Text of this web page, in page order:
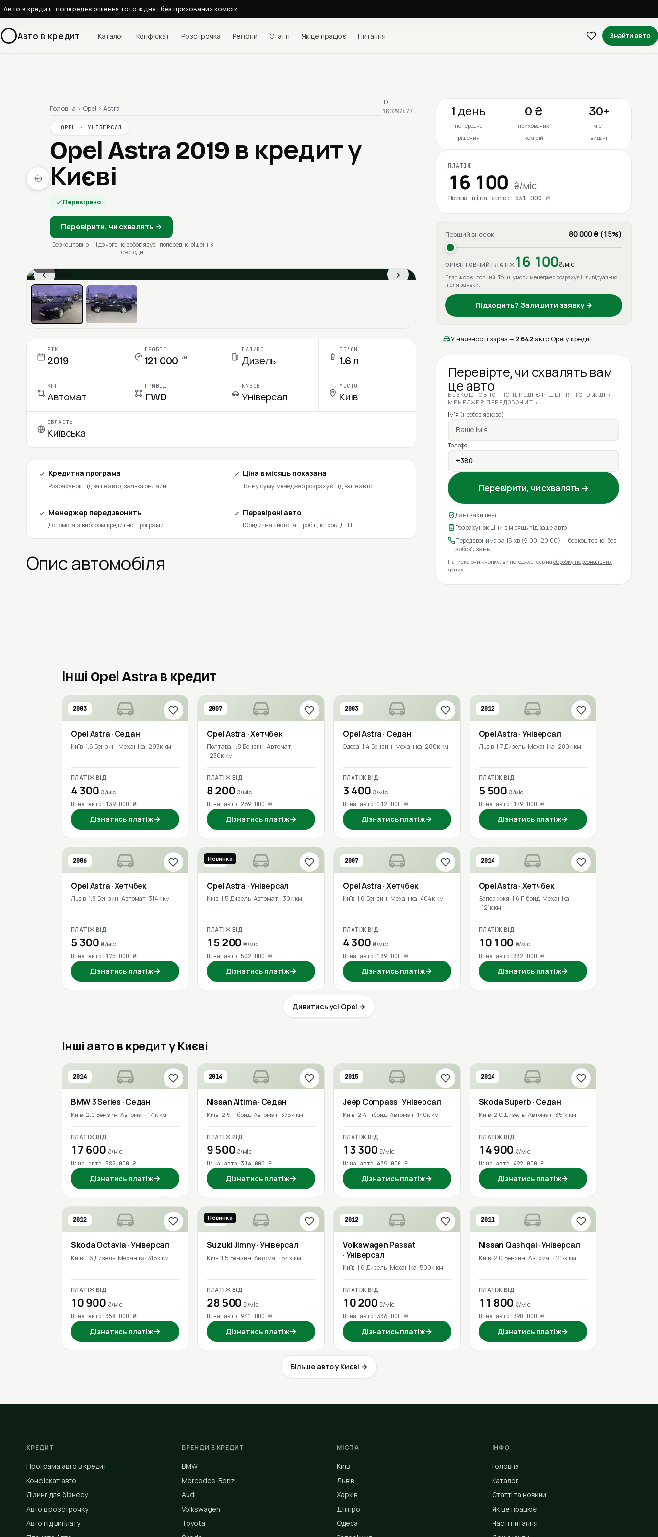
Авто в кредит · попереднє рішення того ж дня · без прихованих комісій
Авто в кредит Каталог Конфіскат Розстрочка Регіони Статті Як це працює Питання Знайти авто
Головна › Opel › Astra
OPEL · УНІВЕРСАЛ
Opel Astra 2019 в кредит у
Києві
Перевірено
Перевірити, чи схвалять →
Безкоштовно · ні до чого не зобовʼязує · попереднє рішення
сьогодні
ID:
160297477
‹ ›
1 / 13
Ціна в місяць
РІК
2019
ПРОБІГ
121 000 км
ПАЛИВО
Дизель
ОБ'ЄМ
1.6 л
КПП
Автомат
ПРИВІД
FWD
КУЗОВ
Універсал
МІСТО
Київ
ОБЛАСТЬ
Київська
Кредитна програма
Розрахунок під ваше авто, заявка онлайн
Ціна в місяць показана
Точну суму менеджер розрахує під ваше авто
Менеджер передзвонить
Допомога з вибором кредитної програми
Перевірені авто
Юридична чистота, пробіг, історія ДТП
Опис автомобіля
1 день
попереднє
рішення
0 ₴
прихованих
комісій
30+
міст
видачі
ПЛАТІЖ
16 100 ₴/міс
Повна ціна авто: 531 000 ₴
Перший внесок 80 000 ₴ (15%)
ОРІЄНТОВНИЙ ПЛАТІЖ 16 100₴/міс
Платіж орієнтовний. Точні умови менеджер розрахує індивідуально
після заявки.
Підходить? Залишити заявку →
У наявності зараз — 2 642 авто Opel у кредит
Перевірте, чи схвалять вам
це авто
БЕЗКОШТОВНО · ПОПЕРЕДНЄ РІШЕННЯ ТОГО Ж ДНЯ ·
МЕНЕДЖЕР ПЕРЕДЗВОНИТЬ
Ім'я (необов'язково)
Телефон
Перевірити, чи схвалять →
Дані захищені
Розрахунок ціни в місяць під ваше авто
Передзвонимо за 15 хв (9:00–20:00) — безкоштовно, без
зобов'язань
Натискаючи кнопку, ви погоджуєтесь наобробку персональних
даних
Інші Opel Astra в кредит
2003
OpelAstra· Седан
Київ 1.6 Бензин Механіка 293к км
ПЛАТІЖ ВІД
4 300₴/міс
Ціна авто 139 000 ₴
Дізнатись платіж→
2007
OpelAstra · Хетчбек
Полтава 1.8 Бензин Автомат
230к км
ПЛАТІЖ ВІД
8 200 ₴/міс
Ціна авто 269 000 ₴
Дізнатись платіж→
2003
OpelAstra· Седан
Одеса 1.4 Бензин Механіка 280к км
ПЛАТІЖ ВІД
3 400₴/міс
Ціна авто 112 000 ₴
Дізнатись платіж→
2012
OpelAstra · Універсал
Львів 1.7 Дизель Механіка 280к км
ПЛАТІЖ ВІД
5 500 ₴/міс
Ціна авто 179 000 ₴
Дізнатись платіж→
2006
OpelAstra· Хетчбек
Львів 1.8 Бензин Автомат 314к км
ПЛАТІЖ ВІД
5 300₴/міс
Ціна авто 175 000 ₴
Дізнатись платіж→
2020
Новинка
OpelAstra · Універсал
Київ 1.5 Дизель Автомат 130к км
ПЛАТІЖ ВІД
15 200₴/міс
Ціна авто 502 000 ₴
Дізнатись платіж→
2007
OpelAstra· Хетчбек
Київ 1.6 Бензин Механіка 404к км
ПЛАТІЖ ВІД
4 300₴/міс
Ціна авто 139 000 ₴
Дізнатись платіж→
2014
OpelAstra · Хетчбек
Запоріжжя 1.6 Гібрид Механіка
121к км
ПЛАТІЖ ВІД
10 100 ₴/міс
Ціна авто 332 000 ₴
Дізнатись платіж→
Дивитись усі Opel →
Інші авто в кредит у Києві
2014
BMW3 Series · Седан
Київ 2.0 Бензин Автомат 171к км
ПЛАТІЖ ВІД
17 600 ₴/міс
Ціна авто 582 000 ₴
Дізнатись платіж→
2014
NissanAltima· Седан
Київ 2.5 Гібрид Автомат 375к км
ПЛАТІЖ ВІД
9 500 ₴/міс
Ціна авто 314 000 ₴
Дізнатись платіж→
2015
Jeep Compass · Універсал
Київ 2.4 Гібрид Автомат 140к км
ПЛАТІЖ ВІД
13 300 ₴/міс
Ціна авто 439 000 ₴
Дізнатись платіж→
2014
SkodaSuperb · Седан
Київ 2.0 Дизель Автомат 351к км
ПЛАТІЖ ВІД
14 900 ₴/міс
Ціна авто 492 000 ₴
Дізнатись платіж→
2012
SkodaOctavia· Універсал
Київ 1.6 Дизель Механіка 315к км
ПЛАТІЖ ВІД
10 900 ₴/міс
Ціна авто 358 000 ₴
Дізнатись платіж→
2019
Новинка
SuzukiJimny· Універсал
Київ 1.5 Бензин Автомат 54к км
ПЛАТІЖ ВІД
28 500₴/міс
Ціна авто 941 000 ₴
Дізнатись платіж→
2012
VolkswagenPassat
· Універсал
Київ 1.6 Дизель Механіка 500к км
ПЛАТІЖ ВІД
10 200 ₴/міс
Ціна авто 336 000 ₴
Дізнатись платіж→
2011
Nissan Qashqai· Універсал
Київ 2.0 Бензин Автомат 217к км
ПЛАТІЖ ВІД
11 800 ₴/міс
Ціна авто 390 000 ₴
Дізнатись платіж→
Більше авто у Києві →
КРЕДИТ
Програма авто в кредит
Конфіскат авто
Лізинг для бізнесу
Авто в розстрочку
Авто під виплату
БРЕНДИ В КРЕДИТ
BMW
Mercedes-Benz
Audi
Volkswagen
Toyota
МІСТА
Київ
Львів
Харків
Дніпро
Одеса
ІНФО
Головна
Каталог
Статті та новини
Як це працює
Часті питання